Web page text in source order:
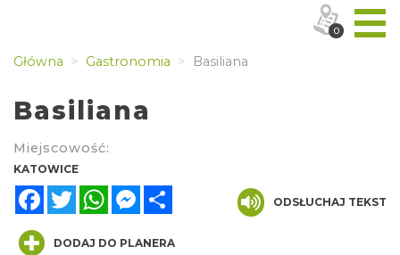
Główna Gastronomia Basiliana
Basiliana
Miejscowość:
KATOWICE
FacebookTwitterWhatsAppMessenger
ODSŁUCHAJ TEKST
DODAJ DO PLANERA
0